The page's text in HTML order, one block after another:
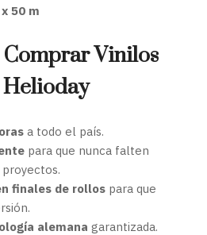
50 m
Vinilos
Helioday
a todo el país.
para que nunca falten
finales de rollos para que
alemana garantizada.